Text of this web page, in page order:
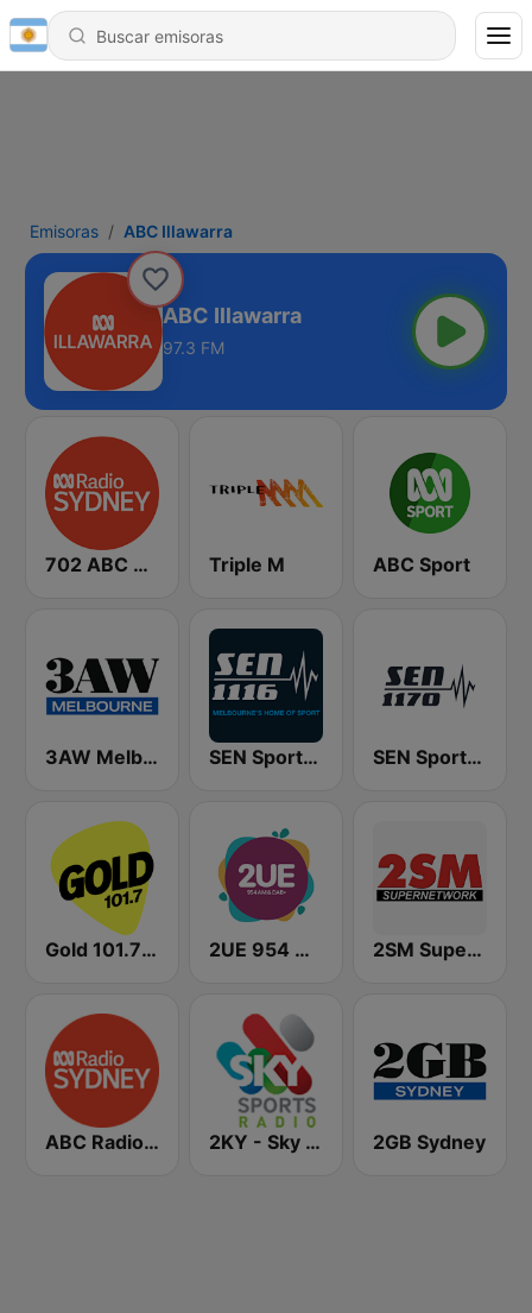
Emisoras ABC Illawarra
ABC Illawarra
97.3 FM
702 ABC Sydney Triple M ABC Sport
3AW Melbourne SEN Sports 1116 AM SEN Sports 1170 Sydney
Gold 101.7 FM 2UE 954 AM 2SM Super Radio
ABC Radio Sydney 2KY - Sky Sports Radio 2GB Sydney